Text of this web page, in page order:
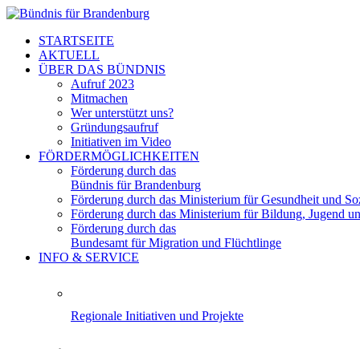
STARTSEITE
AKTUELL
ÜBER DAS BÜNDNIS
Aufruf 2023
Mitmachen
Wer unterstützt uns?
Gründungsaufruf
Initiativen im Video
FÖRDERMÖGLICHKEITEN
Förderung durch das
Bündnis für Brandenburg
Förderung durch das Ministerium für Gesundheit und
Förderung durch das Ministerium für Bildung, Jugend
Förderung durch das
Bundesamt für Migration und Flüchtlinge
INFO & SERVICE
Regionale Initiativen und Projekte